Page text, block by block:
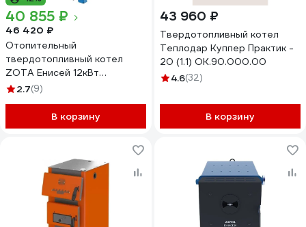
40 855 ₽
46 420 ₽
Отопительный
твердотопливный котел
ZOTA Енисей 12кВт
EN4588140012
2.7(9)
В корзину
43 960 ₽
Твердотопливный котел
Теплодар Куппер Практик -
20 (1.1) ОК.90.000.00
4.6(32)
В корзину